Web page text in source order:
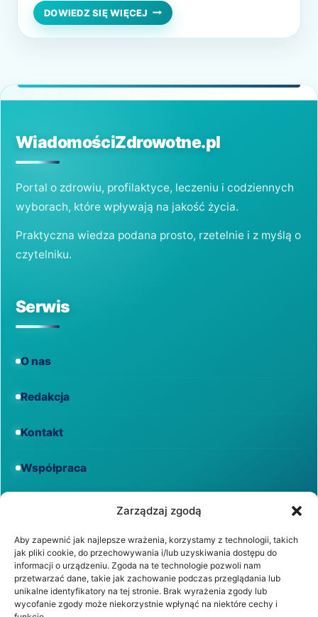
Zarządzaj zgodą
Aby zapewnić jak najlepsze wrażenia, korzystamy z technologii, takich
jak pliki cookie, do przechowywania i/lub uzyskiwania dostępu do
informacji o urządzeniu. Zgoda na te technologie pozwoli nam
przetwarzać dane, takie jak zachowanie podczas przeglądania lub
unikalne identyfikatory na tej stronie. Brak wyrażenia zgody lub
wycofanie zgody może niekorzystnie wpłynąć na niektóre cechy i
pacjentów. Konsultacje telefoniczne lub w
formie wideorozmów budzą jednak skrajne
opieki medycznej. Czy teleporady są
DOWIEDZ SIĘ WIĘCEJ TELEPORADY
MEDYCZNE
–
WiadomościZdrowotne.pl
Portal o zdrowiu, profilaktyce, leczeniu i codziennych
wyborach, które wpływają na jakość życia.
Praktyczna wiedza podana prosto, rzetelnie i z myślą o
czytelniku.
Serwis
O nas
Redakcja
Kontakt
Współpraca
Regulamin
Polityka prywatności